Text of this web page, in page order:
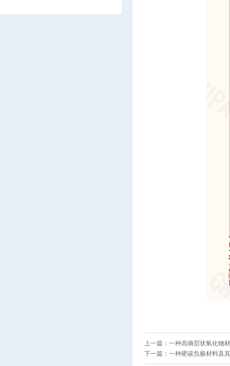
上一篇： 一种高熵层状氧化物
下一篇： 一种硬碳负极材料及